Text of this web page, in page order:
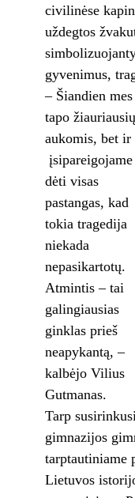
civilinėse
uždegtos
gyvenimus,
– Šiandien
tapo
aukomis, bet ir
įsipareigojame
dėti visas
pastangas, kad
tokia tragedija
niekada
nepasikartotų.
Atmintis – tai
galingiausias
ginklas prieš
neapykantą, –
kalbėjo Vilius
Gutmanas.
Tarp
gimnazijos
tarptautiniame
Lietuvos